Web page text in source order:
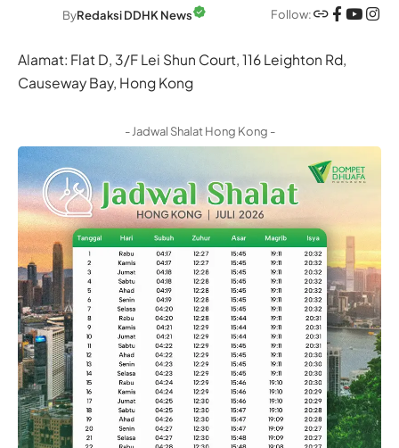
ByRedaksi DDHK News Follow:
Alamat: Flat D, 3/F Lei Shun Court, 116 Leighton Rd,
Causeway Bay, Hong Kong
- Jadwal Shalat Hong Kong -